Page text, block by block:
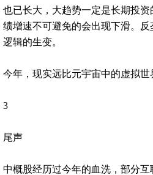
也已长大，大趋势一定是长期投
绩增速不可避免的会出现下滑。
逻辑的生变。
今年，现实远比元宇宙中的虚拟世
3
尾声
中概股经历过今年的血洗，部分